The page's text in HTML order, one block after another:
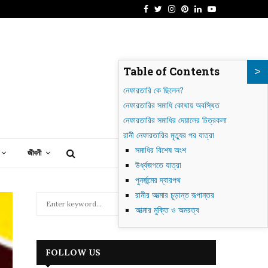
Facebook
Twitter
Instagram
Pinterest
LinkedinYoutube
জীবনী
S
FOLLOW US
Table of Contents
নেফারতারি কে ছিলেন?
নেফারতারির সমাধি কোথায় অবস্থিত
নেফারতারির সমাধির দেয়ালের চিত্রকলা
রানী নেফারতারির মৃত্যুর পর যাত্রা
সমাধির বিশেষ অংশ
উর্ধ্বজগতে যাত্রা
পুনর্জন্মের দ্বারপথ
রানীর আত্মার চূড়ান্ত রূপান্তর
আত্মার মুক্তি ও অমরত্ব